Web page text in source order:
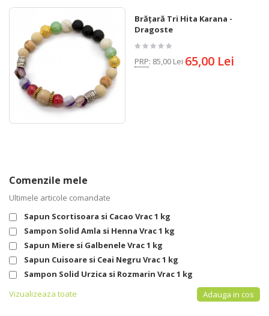
Brățară Tri Hita Karana -
Dragoste
PRP: 85,00 Lei 65,00 Lei
Comenzile mele
Ultimele articole comandate
Sapun Scortisoara si Cacao Vrac 1 kg
Sampon Solid Amla si Henna Vrac 1 kg
Sapun Miere si Galbenele Vrac 1 kg
Sapun Cuisoare si Ceai Negru Vrac 1 kg
Sampon Solid Urzica si Rozmarin Vrac 1 kg
Adauga in cos
Vizualizeaza toate